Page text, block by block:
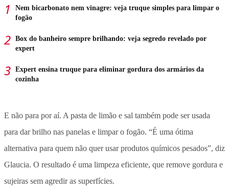
Nem bicarbonato nem vinagre: veja truque simples para limpar o
fogão
Box do banheiro sempre brilhando: veja segredo revelado por
expert
Expert ensina truque para eliminar gordura dos armários da
cozinha
E não para por aí. A pasta de limão e sal também pode ser usada
para dar brilho nas panelas e limpar o fogão. “É uma ótima
alternativa para quem não quer usar produtos químicos pesados”, diz
Glaucia. O resultado é uma limpeza eficiente, que remove gordura e
sujeiras sem agredir as superfícies.